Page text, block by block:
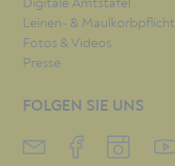
Leinen- & Maulkorbpflicht
Fotos & Videos
Presse
FOLGEN SIE UNS